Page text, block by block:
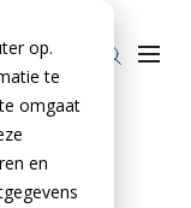
op.
te
omgaat
en